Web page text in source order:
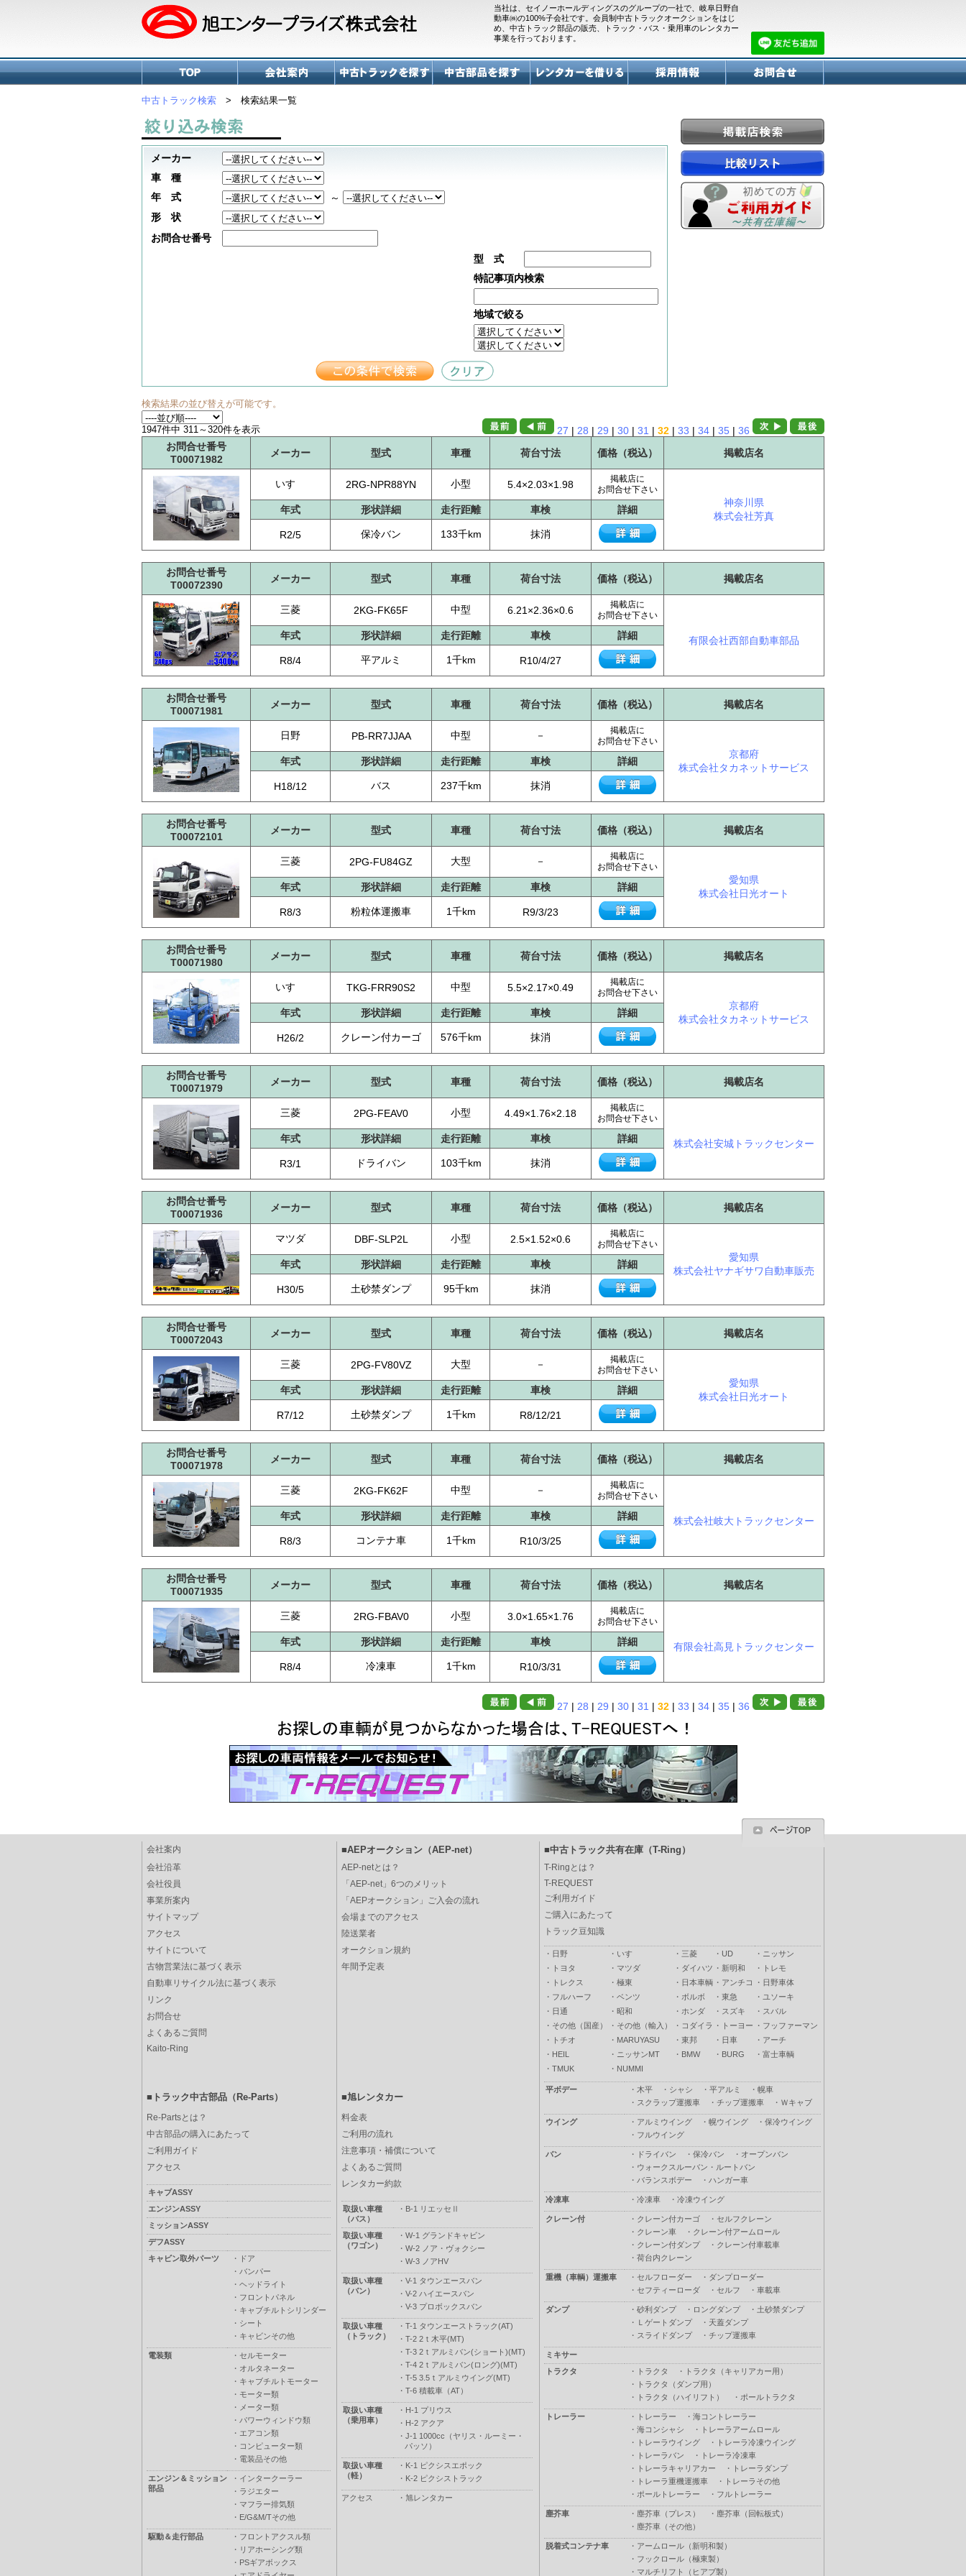
当社は、セイノーホールディングスのグループの一社で、岐阜日野自
動車㈱の100%子会社です。会員制中古トラックオークションをはじ
め、中古トラック部品の販売、トラック・バス・乗用車のレンタカー
事業を行っております。
中古トラック検索 > 検索結果一覧
メーカー
車 種
年 式
～
形 状
お問合せ番号
型 式
特記事項内検索
地域で絞る
検索結果の並び替えが可能です。
1947件中 311～320件を表示 27 | 28 | 29 | 30 | 31 | 32 | 33 | 34 | 35 | 36
お問合せ番号
T00071982
メーカー 型式 車種 荷台寸法 価格（税込） 掲載店名
いすゞ 2RG-NPR88YN 小型 5.4×2.03×1.98
掲載店に
お問合せ下さい
神奈川県
株式会社芳真
年式 形状詳細 走行距離 車検 詳細
R2/5 保冷バン 133千km 抹消
お問合せ番号
T00072390
メーカー 型式 車種 荷台寸法 価格（税込） 掲載店名
三菱 2KG-FK65F 中型 6.21×2.36×0.6
掲載店に
お問合せ下さい
有限会社西部自動車部品
年式 形状詳細 走行距離 車検 詳細
R8/4 平アルミ 1千km R10/4/27
お問合せ番号
T00071981
メーカー 型式 車種 荷台寸法 価格（税込） 掲載店名
日野 PB-RR7JJAA 中型 －
掲載店に
お問合せ下さい
京都府
株式会社タカネットサービス
年式 形状詳細 走行距離 車検 詳細
H18/12 バス 237千km 抹消
お問合せ番号
T00072101
メーカー 型式 車種 荷台寸法 価格（税込） 掲載店名
三菱 2PG-FU84GZ 大型 －
掲載店に
お問合せ下さい
愛知県
株式会社日光オート
年式 形状詳細 走行距離 車検 詳細
R8/3 粉粒体運搬車 1千km R9/3/23
お問合せ番号
T00071980
メーカー 型式 車種 荷台寸法 価格（税込） 掲載店名
いすゞ TKG-FRR90S2 中型 5.5×2.17×0.49
掲載店に
お問合せ下さい
京都府
株式会社タカネットサービス
年式 形状詳細 走行距離 車検 詳細
H26/2 クレーン付カーゴ 576千km 抹消
お問合せ番号
T00071979
メーカー 型式 車種 荷台寸法 価格（税込） 掲載店名
三菱 2PG-FEAV0 小型 4.49×1.76×2.18
掲載店に
お問合せ下さい
株式会社安城トラックセンター
年式 形状詳細 走行距離 車検 詳細
R3/1 ドライバン 103千km 抹消
お問合せ番号
T00071936
メーカー 型式 車種 荷台寸法 価格（税込） 掲載店名
マツダ DBF-SLP2L 小型 2.5×1.52×0.6
掲載店に
お問合せ下さい
愛知県
株式会社ヤナギサワ自動車販売
年式 形状詳細 走行距離 車検 詳細
H30/5 土砂禁ダンプ 95千km 抹消
お問合せ番号
T00072043
メーカー 型式 車種 荷台寸法 価格（税込） 掲載店名
三菱 2PG-FV80VZ 大型 －
掲載店に
お問合せ下さい
愛知県
株式会社日光オート
年式 形状詳細 走行距離 車検 詳細
R7/12 土砂禁ダンプ 1千km R8/12/21
お問合せ番号
T00071978
メーカー 型式 車種 荷台寸法 価格（税込） 掲載店名
三菱 2KG-FK62F 中型 －
掲載店に
お問合せ下さい
株式会社岐大トラックセンター
年式 形状詳細 走行距離 車検 詳細
R8/3 コンテナ車 1千km R10/3/25
お問合せ番号
T00071935
メーカー 型式 車種 荷台寸法 価格（税込） 掲載店名
三菱 2RG-FBAV0 小型 3.0×1.65×1.76
掲載店に
お問合せ下さい
有限会社高見トラックセンター
年式 形状詳細 走行距離 車検 詳細
R8/4 冷凍車 1千km R10/3/31
27 | 28 | 29 | 30 | 31 | 32 | 33 | 34 | 35 | 36
会社案内 ■AEPオークション（AEP-net） ■中古トラック共有在庫（T-Ring）
会社沿革
会社役員
事業所案内
サイトマップ
アクセス
サイトについて
古物営業法に基づく表示
自動車リサイクル法に基づく表示
リンク
お問合せ
よくあるご質問
Kaito-Ring
AEP-netとは？
「AEP-net」6つのメリット
「AEPオークション」ご入会の流れ
会場までのアクセス
陸送業者
オークション規約
年間予定表
T-Ringとは？
T-REQUEST
ご利用ガイド
ご購入にあたって
トラック豆知識
・ 日野 ・ いすゞ ・ 三菱 ・ UD ・ ニッサン
・
トヨタ ・ マツダ ・ ダイハツ ・ 新明和 ・
トレモ
・
トレクス ・ 極東 ・ 日本車輌 ・ アンチコ ・ 日野車体
・ フルハーフ ・ ベンツ ・ ボルボ ・ 東急 ・ ユソーキ
・ 日通 ・ 昭和 ・ ホンダ ・ スズキ ・ スバル
・ その他（国産） ・ その他（輸入） ・ コダイラ ・ トーヨー ・ フッファーマン
・
トチオ ・ MARUYASU ・ 東邦 ・ 日車 ・ アーチ
・ HEIL ・ ニッサンMT ・ BMW ・ BURG ・ 富士車輌
・ TMUK ・ NUMMI
平ボデー ・ 木平 ・ シャシ ・ 平アルミ ・ 幌車
・ スクラップ運搬車 ・ チップ運搬車 ・ Ｗキャブ
ウイング ・ アルミウイング ・ 幌ウイング ・ 保冷ウイング
・ フルウイング
バン ・ ドライバン ・ 保冷バン ・ オープンバン
・ ウォークスルーバン・ルートバン
・ バランスボデー ・ ハンガー車
冷凍車 ・ 冷凍車 ・ 冷凍ウイング
クレーン付 ・ クレーン付カーゴ ・ セルフクレーン
・ クレーン車 ・ クレーン付アームロール
・ クレーン付ダンプ ・ クレーン付車載車
・ 荷台内クレーン
重機（車輌）運搬車 ・ セルフローダー ・ ダンプローダー
・ セフティーローダ ・ セルフ ・ 車載車
ダンプ ・ 砂利ダンプ ・ ロングダンプ ・ 土砂禁ダンプ
・ Ｌゲートダンプ ・ 天蓋ダンプ
・ スライドダンプ ・ チップ運搬車
ミキサー
トラクタ
・ トラクタ ・
トラクタ（キャリアカー用）
・
トラクタ（ダンプ用）
・
トラクタ（ハイリフト） ・ ポールトラクタ
トレーラー ・ トレーラー ・ 海コントレーラー
・ 海コンシャシ ・
トレーラアームロール
・
トレーラウイング ・
トレーラ冷凍ウイング
・
トレーラバン ・
トレーラ冷凍車
・
トレーラキャリアカー ・
トレーラダンプ
・
トレーラ重機運搬車 ・
トレーラその他
・ ポールトレーラー ・ フルトレーラー
塵芥車 ・ 塵芥車（プレス） ・ 塵芥車（回転板式）
・ 塵芥車（その他）
脱着式コンテナ車 ・ アームロール（新明和製）
・ フックロール（極東製）
・ マルチリフト（ヒアブ製）
■トラック中古部品（Re-Parts） ■旭レンタカー
Re-Partsとは？
中古部品の購入にあたって
ご利用ガイド
アクセス
キャブASSY
エンジンASSY
ミッションASSY
デフASSY
キャビン取外パーツ
・
ドア
・ バンパー
・ ヘッドライト
・ フロントパネル
・ キャブチルトシリンダー
・ シート
・ キャビンその他
電装類 ・ セルモーター
・ オルタネーター
・ キャブチルトモーター
・ モーター類
・ メーター類
・ パワーウィンドウ類
・ エアコン類
・ コンピューター類
・ 電装品その他
エンジン＆ミッション
部品
・ インタークーラー
・ ラジエター
・ マフラー排気類
・ E/G&M/Tその他
駆動＆走行部品 ・ フロントアクスル類
・ リアホーシング類
・ PSギアボックス
料金表
ご利用の流れ
注意事項・補償について
よくあるご質問
レンタカー約款
取扱い車種
（バス）
・ B-1 リエッセⅡ
取扱い車種
（ワゴン）
・ W-1 グランドキャビン
・ W-2 ノア・ヴォクシー
・ W-3 ノアHV
取扱い車種
（バン）
・ V-1 タウンエースバン
・ V-2 ハイエースバン
・ V-3 プロボックスバン
取扱い車種
（トラック）
・ T-1 タウンエーストラック(AT)
・ T-2 2ｔ木平(MT)
・ T-3 2ｔアルミバン(ショート)(MT)
・ T-4 2ｔアルミバン(ロング)(MT)
・ T-5 3.5ｔアルミウイング(MT)
・ T-6 積載車（AT）
取扱い車種
（乗用車）
・ H-1 プリウス
・ H-2 アクア
・ J-1 1000cc（ヤリス・ルーミー・
パッソ）
取扱い車種
（軽）
・ K-1 ピクシスエポック
・ K-2 ピクシストラック
アクセス ・ 旭レンタカー